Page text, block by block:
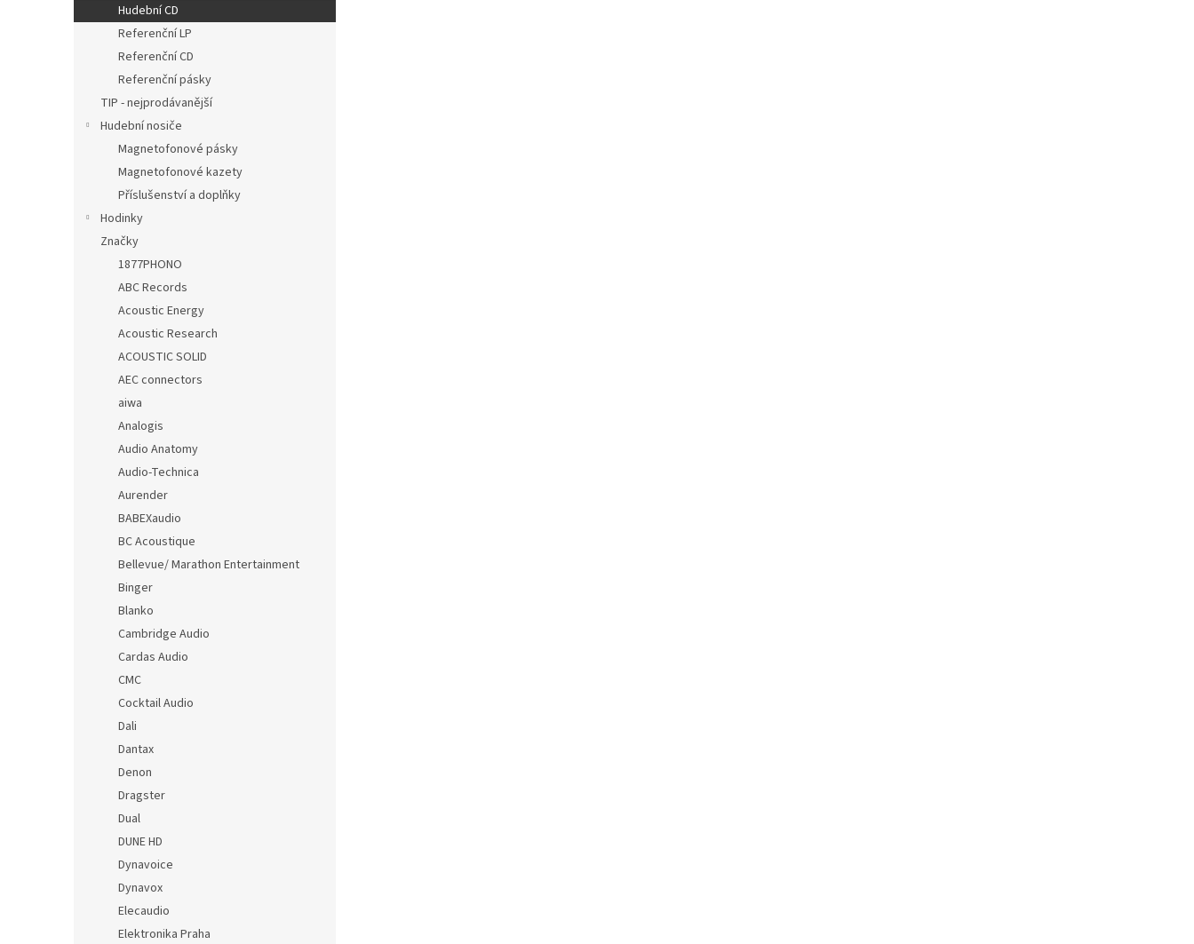
Hudební CD
Referenční LP
Referenční CD
Referenční pásky
TIP - nejprodávanější
Hudební nosiče
Magnetofonové pásky
Magnetofonové kazety
Příslušenství a doplňky
Hodinky
Značky
1877PHONO
ABC Records
Acoustic Energy
Acoustic Research
ACOUSTIC SOLID
AEC connectors
aiwa
Analogis
Audio Anatomy
Audio-Technica
Aurender
BABEXaudio
BC Acoustique
Bellevue/ Marathon Entertainment
Binger
Blanko
Cambridge Audio
Cardas Audio
CMC
Cocktail Audio
Dali
Dantax
Denon
Dragster
Dual
DUNE HD
Dynavoice
Dynavox
Elecaudio
Elektronika Praha